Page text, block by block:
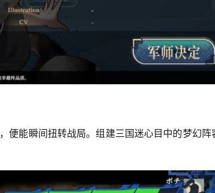
，便能瞬间扭转战局。组建三国迷心目中的梦幻阵